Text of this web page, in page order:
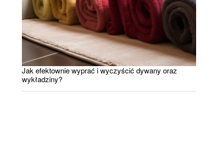
Jak efektownie wyprać i wyczyścić dywany oraz
wykładziny?